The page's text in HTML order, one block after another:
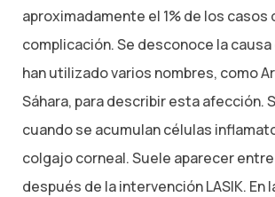
aproximadamente el 1% de los casos
complicación. Se desconoce la causa
han utilizado varios nombres, como
Sáhara, para describir esta afección.
cuando se acumulan células
colgajo corneal. Suele aparecer
después de la intervención LASIK. En